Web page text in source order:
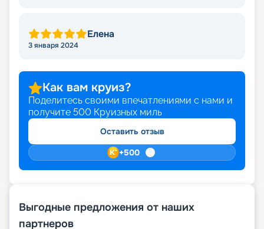
Елена
3 января 2024
Как вам круиз?
Поделитесь своими впечатлениями с нами и
получите 500 Круизных миль
Оставить отзыв
+500
Выгодные предложения от наших
партнеров